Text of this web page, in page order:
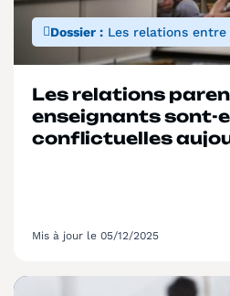
Dossier : Les relations entre parents
Les relations
enseignants sont-
conflictuelles
Mis à jour le 05/12/2025